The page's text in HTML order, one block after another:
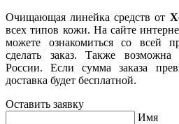
Очищающая линейка средств от
всех типов кожи. На сайте
можете ознакомиться со всей
сделать заказ. Также возможна
России. Если сумма заказа
доставка будет бесплатной.
Оставить заявку
Имя